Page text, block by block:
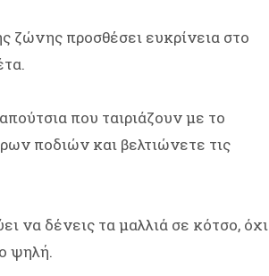
προσθέσει ευκρίνεια στο
που ταιριάζουν με το
ποδιών και βελτιώνετε τις
να δένεις τα μαλλιά σε κότσο, όχι
ψηλή.